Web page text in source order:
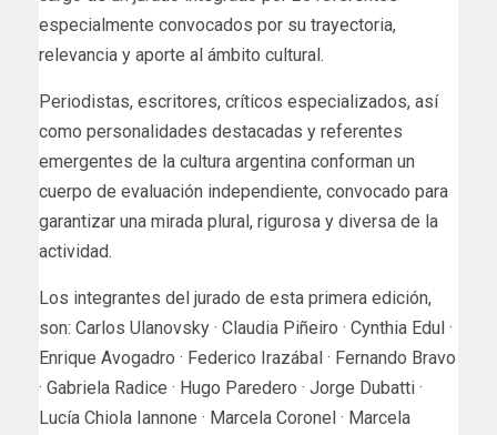
especialmente convocados por su trayectoria,
relevancia y aporte al ámbito cultural.
Periodistas, escritores, críticos especializados, así
como personalidades destacadas y referentes
emergentes de la cultura argentina conforman un
cuerpo de evaluación independiente, convocado para
garantizar una mirada plural, rigurosa y diversa de la
actividad.
Los integrantes del jurado de esta primera edición,
son: Carlos Ulanovsky · Claudia Piñeiro · Cynthia Edul ·
Enrique Avogadro · Federico Irazábal · Fernando Bravo
· Gabriela Radice · Hugo Paredero · Jorge Dubatti ·
Lucía Chiola Iannone · Marcela Coronel · Marcela